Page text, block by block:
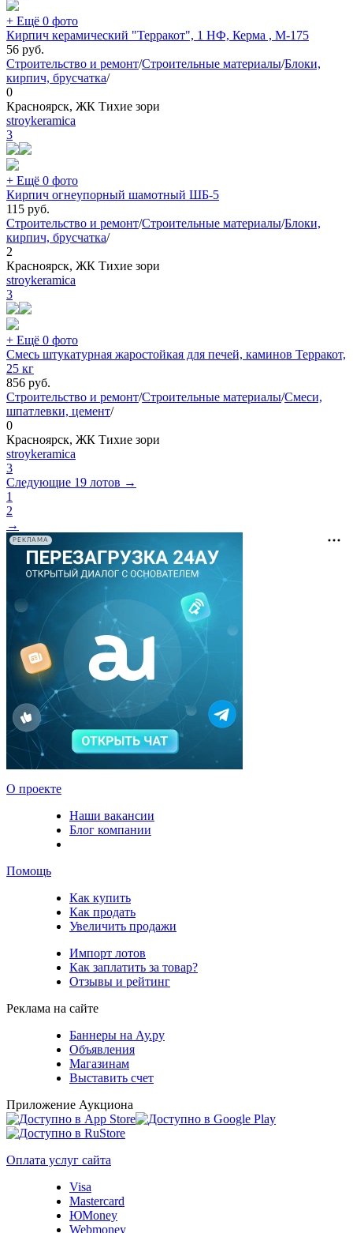
+ Ещё 0 фото
Кирпич керамический "Терракот", 1 НФ, Керма , М-175
56 руб.
Строительство и ремонт/Строительные материалы/Блоки,
кирпич, брусчатка/
0
Красноярск, ЖК Тихие зори
stroykeramica
3
+ Ещё 0 фото
Кирпич огнеупорный шамотный ШБ-5
115 руб.
Строительство и ремонт/Строительные материалы/Блоки,
кирпич, брусчатка/
2
Красноярск, ЖК Тихие зори
stroykeramica
3
+ Ещё 0 фото
Смесь штукатурная жаростойкая для печей, каминов Терракот,
25 кг
856 руб.
Строительство и ремонт/Строительные материалы/Смеси,
шпатлевки, цемент/
0
Красноярск, ЖК Тихие зори
stroykeramica
3
Следующие 19 лотов →
1
2
→
РЕКЛАМА
О проекте
Наши вакансии
Блог компании
Помощь
Как купить
Как продать
Увеличить продажи
Импорт лотов
Как заплатить за товар?
Отзывы и рейтинг
Реклама на сайте
Баннеры на Ау.ру
Объявления
Магазинам
Выставить счет
Приложение Аукциона
Оплата услуг сайта
Visa
Mastercard
ЮMoney
Webmoney